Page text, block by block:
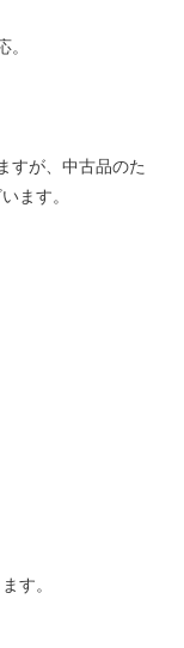
すが、中古品のた
ます。
す。